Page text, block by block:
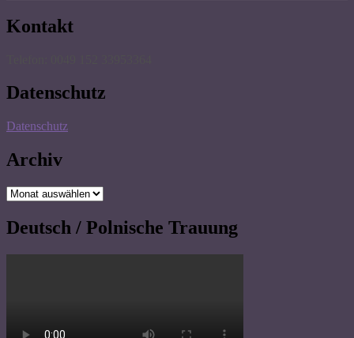
Kontakt
Datenschutz
Datenschutz
Archiv
Archiv
Deutsch / Polnische Trauung